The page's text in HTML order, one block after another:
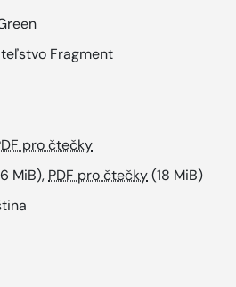
Fragment
pro čtečky
MiB),PDF pro čtečky(18 MiB)